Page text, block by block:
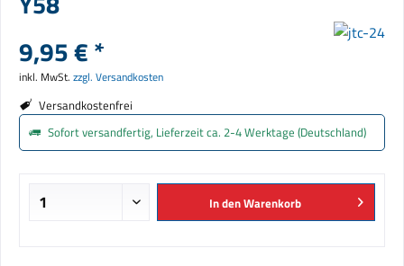
9,95 € *
inkl. MwSt. zzgl. Versandkosten
Versandkostenfrei
Sofort versandfertig, Lieferzeit ca. 2-4 Werktage (Deutschland)
In denWarenkorb